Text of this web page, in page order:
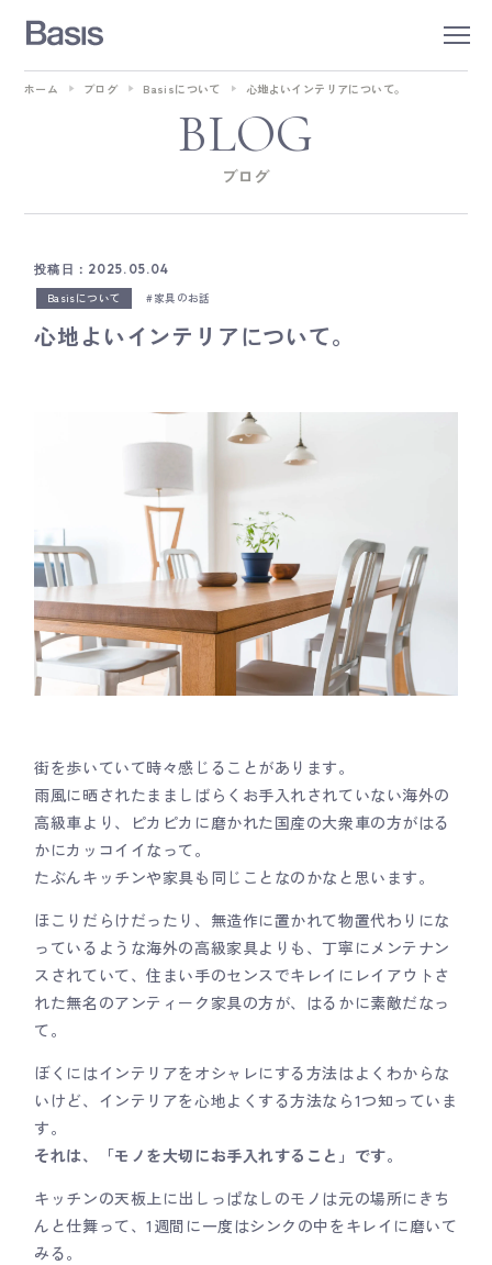
BLOG
ブログ
ホーム ブログ Basisについて 心地よいインテリアについて。
投稿日：2025.05.04
Basisについて
家具のお話
心地よいインテリアについて。
街を歩いていて時々感じることがあります。
雨風に晒されたまましばらくお手入れされていない海外の
高級車より、ピカピカに磨かれた国産の大衆車の方がはる
かにカッコイイなって。
たぶんキッチンや家具も同じことなのかなと思います。
ほこりだらけだったり、無造作に置かれて物置代わりにな
っているような海外の高級家具よりも、丁寧にメンテナン
スされていて、住まい手のセンスでキレイにレイアウトさ
れた無名のアンティーク家具の方が、はるかに素敵だなっ
て。
ぼくにはインテリアをオシャレにする方法はよくわからな
いけど、インテリアを心地よくする方法なら1つ知っていま
す。
それは、「モノを大切にお手入れすること」です。
キッチンの天板上に出しっぱなしのモノは元の場所にきち
んと仕舞って、1週間に一度はシンクの中をキレイに磨いて
みる。